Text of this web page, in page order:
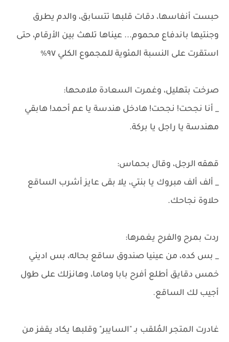
حبست أنفاسها، دقات قلبها تتسابق، والدم يطرق
وجنتيها باندفاع محموم... عيناها تلهث بين الأرقام، حتى
استقرت على النسبة المئوية للمجموع الكلي ٩٧٪
صرخت بتهليل، وغمرت السعادة ملامحها:
_ أنا نجحت! نجحت! هادخل هندسة يا عم أحمد! هابقي
مهندسة يا راجل يا بركة.
قهقه الرجل، وقال بحماس:
_ ألف ألف مبروك يا بنتي، يلا بقى عايز أشرب الساقع
حلاوة نجاحك.
ردت بمرح والفرح يغمرها:
_ بس كده، من عينيا صندوق ساقع بحاله، بس اديني
خمس دقايق أطلع أفرح بابا وماما، وهانزلك على طول
أجيب لك الساقع.
غادرت المتجر المُلقب بـ "السايبر" وقلبها يكاد يقفز من